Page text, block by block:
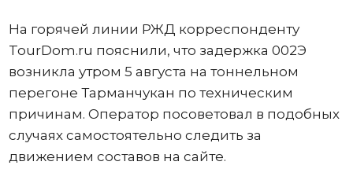
На горячей линии РЖД корреспонденту
TourDom.ru пояснили, что задержка 002Э
возникла утром 5 августа на тоннельном
перегоне Тарманчукан по техническим
причинам. Оператор посоветовал в подобных
случаях самостоятельно следить за
движением составов на сайте.